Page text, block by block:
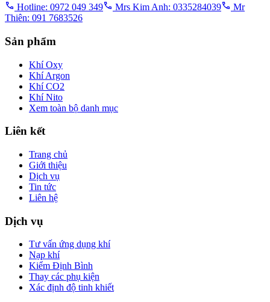
Hotline: 0972 049 349 Mrs Kim Anh: 0335284039
Mr
Thiên: 091 7683526
Sản phẩm
Khí Oxy
Khí Argon
Khí CO2
Khí Nito
Xem toàn bộ danh mục
Liên kết
Trang chủ
Giới thiệu
Dịch vụ
Tin tức
Liên hệ
Dịch vụ
Tư vấn ứng dụng khí
Nạp khí
Kiểm Định Bình
Thay các phụ kiện
Xác định độ tinh khiết